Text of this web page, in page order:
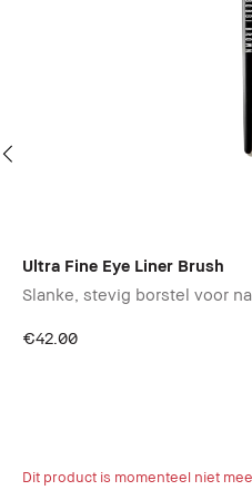
Ultra Fine Eye Liner Brush
Slanke, stevig borstel voor
€42.00
Dit product is momenteel niet